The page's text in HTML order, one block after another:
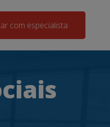
com especialista